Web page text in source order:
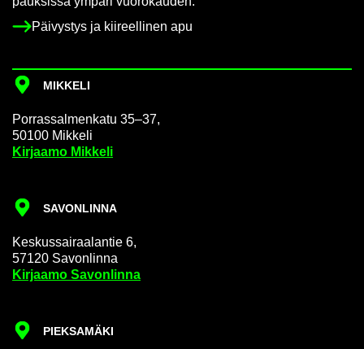
Päi­vys­tys ja kii­reel­li­nen apu
MIK­KE­LI
Por­ras­sal­men­ka­tu 35–37,
50100 Mik­ke­li
Kir­jaa­mo Mik­ke­li
SA­VON­LIN­NA
Kes­kus­sai­raa­lan­tie 6,
57120 Sa­von­lin­na
Kir­jaa­mo Sa­von­lin­na
PIEK­SA­MÄ­KI